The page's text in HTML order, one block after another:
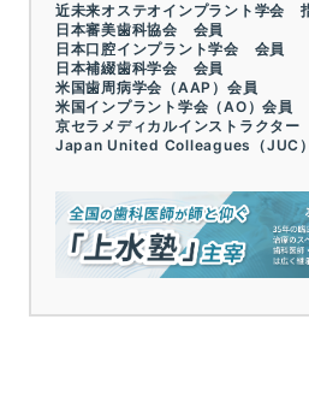
近未来オステオインプラント学会
日本審美歯科協会 会員
日本口腔インプラント学会 会員
日本補綴歯科学会 会員
米国歯周病学会（AAP）会員
米国インプラント学会（AO）会員
京セラメディカルインストラクター
Japan United Colleagues（JUC